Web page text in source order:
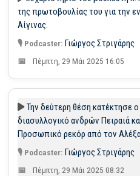
της πρωτοβουλίας του για την
Αίγινας.
Γιώργος Στριγάρης
Πέμπτη, 29 Μάι 2025 16:05
Την δεύτερη θέση κατέκτησε
διασυλλογικό ανδρών Πειραιά
Προσωπικό ρεκόρ από τον
Γιώργος Στριγάρης
Πέμπτη, 29 Μάι 2025 08:32